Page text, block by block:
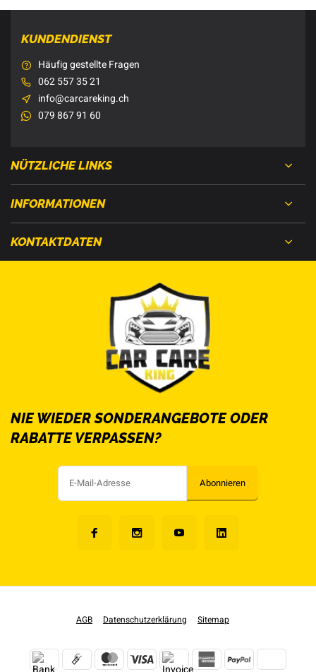
KUNDENDIENST
Häufig gestellte Fragen
062 557 35 21
info@carcareking.ch
079 867 91 60
NÜTZLICHE LINKS
INFORMATIONEN
KONTAKTDATEN
NIE WIEDER SONDERANGEBOTE ODER
RABATTE VERPASSEN?
Abonnieren
AGB Datenschutzerklärung Sitemap